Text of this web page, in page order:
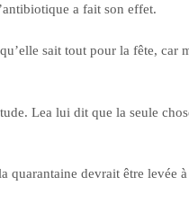
a fait son effet.
sait tout pour la fête, car
Lea lui dit que la seule
quarantaine devrait être levée